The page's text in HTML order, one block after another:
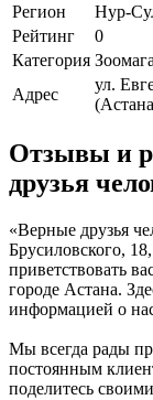
Регион
Нур-
Рейтинг
0
Категория
Адрес
ул.
Отзывы и
друзья
«Верные друзья
Брусиловского,
приветствовать
городе Астана.
информацией о
Мы всегда рады
постоянным
поделитесь